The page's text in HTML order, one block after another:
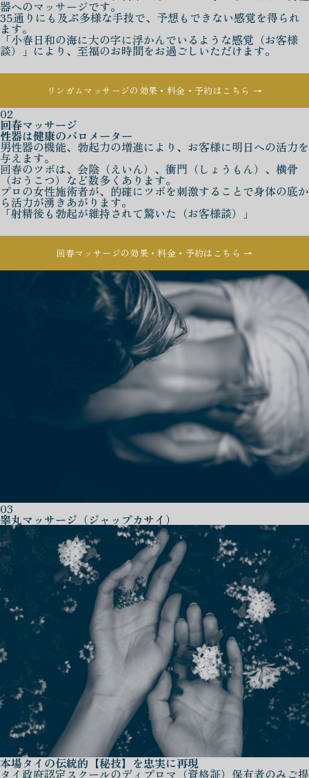
器へのマッサージです。
35通りにも及ぶ多様な手技で、予想もできない感覚を得られ
ます。
「小春日和の海に大の字に浮かんでいるような感覚（お客様
談）」により、至福のお時間をお過ごしいただけます。
リンガムマッサージの効果・料金・予約はこちら →
02
回春マッサージ
性器は健康のバロメーター
男性器の機能、勃起力の増進により、お客様に明日への活力を
与えます。
回春のツボは、会陰（えいん）、衝門（しょうもん）、横骨
（おうこつ）など数多くあります。
プロの女性施術者が、的確にツボを刺激することで身体の底か
ら活力が湧きあがります。
「射精後も勃起が維持されて驚いた（お客様談）」
回春マッサージの効果・料金・予約はこちら →
03
睾丸マッサージ（ジャップカサイ）
本場タイの伝統的【秘技】を忠実に再現
タイ政府認定スクールのディプロマ（資格証）保有者のみご提